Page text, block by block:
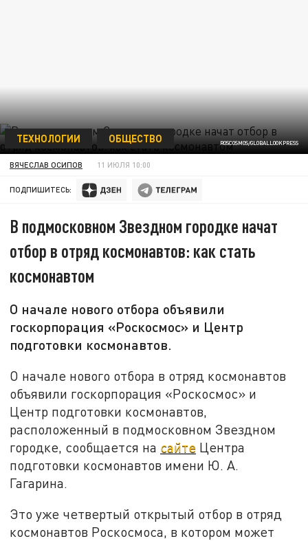
ROSCOSMOS/GLOBALLOOKPRESS
ТЕХНОЛОГИИ ОБЩЕСТВО
ВЯЧЕСЛАВ ОСИПОВ 11 ИЮЛЯ 10:00
ПОДПИШИТЕСЬ:
В подмосковном Звездном городке начат
отбор в отряд космонавтов: как стать
космонавтом
О начале нового отбора объявили
госкорпорация «Роскосмос» и Центр
подготовки космонавтов.
О начале нового отбора в отряд космонавтов
объявили госкорпорация «Роскосмос» и
Центр подготовки космонавтов,
расположенный в подмосковном Звездном
городке, сообщается на сайте Центра
подготовки космонавтов имени Ю. А.
Гагарина.
Это уже четвертый открытый отбор в отряд
космонавтов Роскосмоса, в котором может